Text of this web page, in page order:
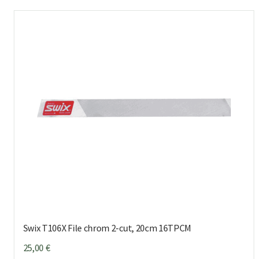
Swix T106X File chrom 2-cut, 20cm 16TPCM
25,00 €